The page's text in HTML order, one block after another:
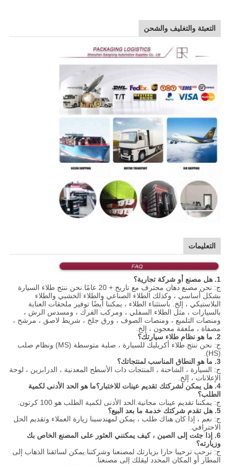
التعبئة والتغليف والشحن
التعليمات
1. هل مصنع أو شركة تجارية؟
ج: نحن مصنع دهان محترف مع تاريخ + 20 عامًا.نحن ننتج طلاء السيارة
بشكل أساسي ، وكذلك الطلاء الصناعي والطلاء الخشبي والطلاء
البلاستيكي ، إلخ. باستثناء الطلاء ، يمكننا أيضًا توفير ملحقات العناية
بالسيارات ، مثل الطلاء السفلي ، ومركب الفرك ، ومسدس الرش ،
ومنصات التلميع ، ومنصات الصوف ، ورق جلخ ، شريط لاصق ، مرشح ،
مصفاة ، ملعقة معجون ، إلخ.
2. ما هو نظام طلاء سيارتك؟
ج: نحن ننتج طلاء أكريليك للسيارة ، صلبة متوسطة (MS) ونظام صلب
(HS).
3. ما هو النطاق المناسب لمنتجاتك؟
ج: السيارة ، الشاحنة ، المنتجات ذات الأسطح المعدنية ، الدرابزين ، لوحة
الإعلانات ، إلخ.
4. هل يمكن لشركتك تقديم عينات للاختبار؟ما هو الحد الأدنى لكمية
الطلب؟
ج: يمكننا تقديم عينات مجانية.الحد الأدنى لكمية الطلب هو 100 كرتون.
5. هل تقدم شركتك خدمة ما بعد البيع؟
ج: نعم ، إذا كان هناك طلب ، يمكن لمهندسينا زيارة العملاء وتقديم الحل
الاحترافي.
6. إذا جئت إلى الصين ، كيف يمكنني العثور على المصنع الخاص بك
وزيارته؟
ج: نرحب ترحيبا حارا بزيارتك لمصنعنا وشركتنا.يمكن لسائقنا الذهاب إلى
المطار أو المكان المحدد ليقلك إلى مصنعنا.